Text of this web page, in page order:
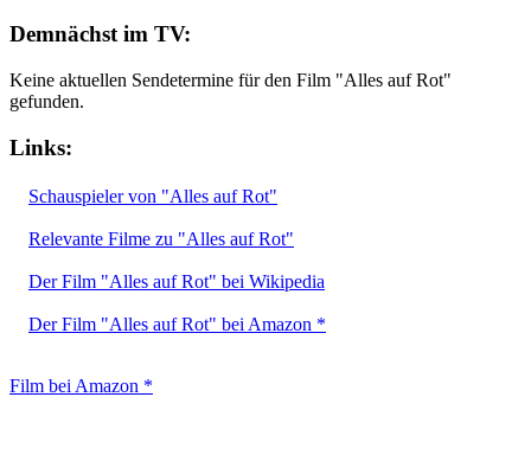
Demnächst im TV:
Keine aktuellen Sendetermine für den Film "Alles auf Rot"
gefunden.
Links:
Schauspieler von "Alles auf Rot"
Relevante Filme zu "Alles auf Rot"
Der Film "Alles auf Rot" bei Wikipedia
Der Film "Alles auf Rot" bei Amazon *
Film bei Amazon *